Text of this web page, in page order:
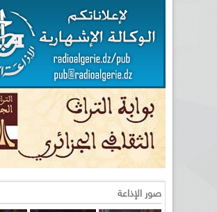
صور الإذاعة